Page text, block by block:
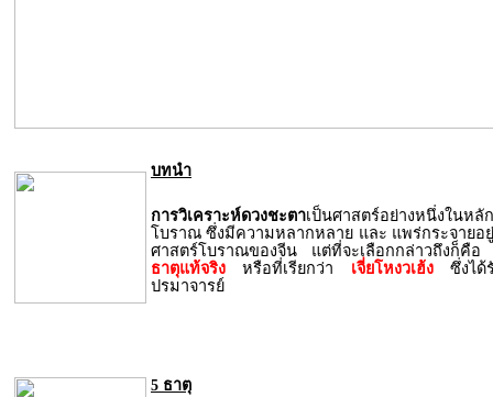
บทนำ
การวิเคราะห์ดวงชะตาเป็นศาสตร์อย่างหนึ่งในห
โบราณ ซึ่งมีความหลากหลาย และ แพร่กระจายอ
ศาสตร์โบราณของจีน แต่ที่จะเลือกกล่าวถึงก็คือ
ธาตุแท้จริง หรือที่เรียกว่า เจี่ยโหงวเฮ้ง
ซึ่งได้
ปรมาจารย์
5 ธาตุ